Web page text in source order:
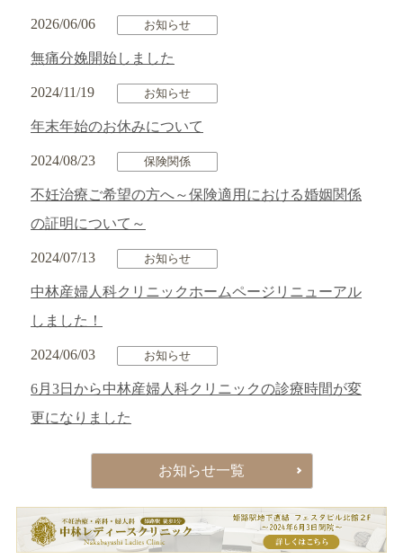
2026/06/06 お知らせ
無痛分娩開始しました
2024/11/19 お知らせ
年末年始のお休みについて
2024/08/23 保険関係
不妊治療ご希望の方へ～保険適用における婚姻関係
の証明について～
2024/07/13 お知らせ
中林産婦人科クリニックホームページリニューアル
しました！
2024/06/03 お知らせ
6月3日から中林産婦人科クリニックの診療時間が変
更になりました
お知らせ一覧